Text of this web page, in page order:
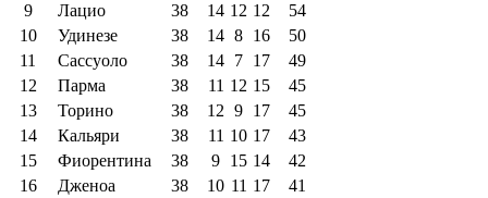
9
Лацио 38 14 12 12
54
10
Удинезе 38 14 8 16
50
11
Сассуоло 38 14 7 17
49
12
Парма 38 11 12 15
45
13
Торино 38 12 9 17
45
14
Кальяри 38 11 10 17
43
15
Фиорентина 38 9 15 14
42
16
Дженоа 38 10 11 17
41